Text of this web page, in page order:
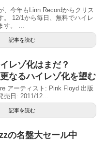
、今年もLinn Recordからクリス
。 12/1から毎日、無料でハイレ
す。 ...
記事を読む
レゾ化はまだ？
なるハイレゾ化を望む
アーティスト: Pink Floyd 出版
売日: 2011/12...
記事を読む
の名盤大セール中